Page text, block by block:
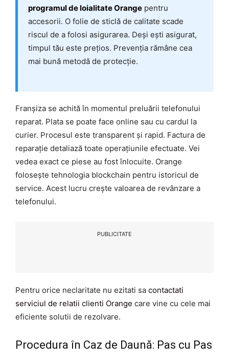
programul de loialitate Orange pentru
accesorii. O folie de sticlă de calitate scade
riscul de a folosi asigurarea. Deși ești asigurat,
timpul tău este prețios. Prevenția rămâne cea
mai bună metodă de protecție.
Franșiza se achită în momentul preluării telefonului
reparat. Plata se poate face online sau cu cardul la
curier. Procesul este transparent și rapid. Factura de
reparație detaliază toate operațiunile efectuate. Vei
vedea exact ce piese au fost înlocuite. Orange
folosește tehnologia blockchain pentru istoricul de
service. Acest lucru crește valoarea de revânzare a
telefonului.
PUBLICITATE
Pentru orice neclaritate nu ezitati sa contactati
serviciul de relatii clienti Orange care vine cu cele mai
eficiente solutii de rezolvare.
Procedura în Caz de Daună: Pas cu Pas